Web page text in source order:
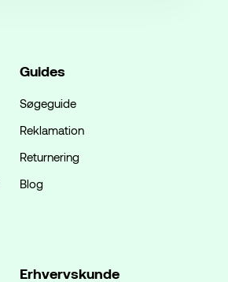
Guides
Søgeguide
Reklamation
Returnering
Blog
Erhvervskunde